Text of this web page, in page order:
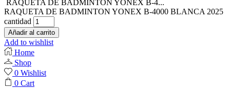
RAQUETA DE BADMINTON YONEX B-4...
RAQUETA DE BADMINTON YONEX B-4000 BLANCA 2025
cantidad
Añadir al carrito
Add to wishlist
Home
Shop
0 Wishlist
0 Cart